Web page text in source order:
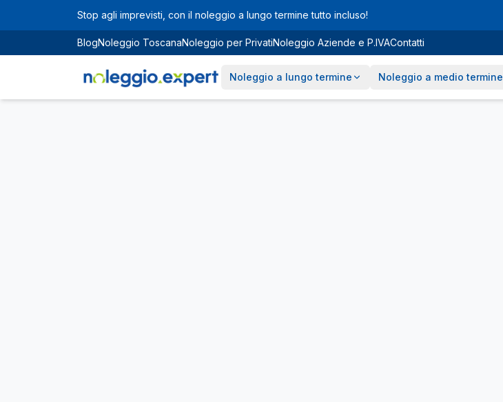
Vai al contenuto principale
Stop agli imprevisti, con il noleggio a lungo termine tutto incluso!
BlogNoleggio ToscanaNoleggio per PrivatiNoleggio Aziende e P.IVAContatti
Noleggio a lungo termine Noleggio a medio termine